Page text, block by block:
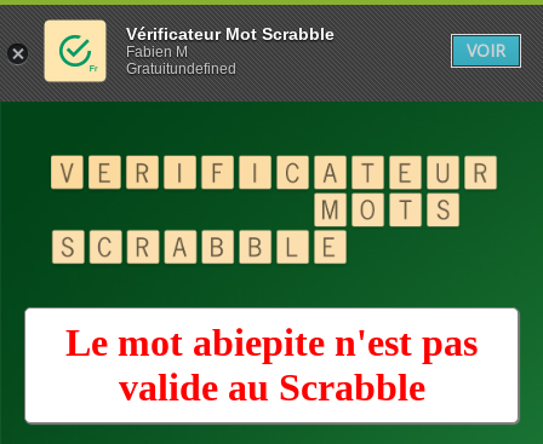
Le mot abiepite n'est pas
valide au Scrabble
Vérificateur Mot Scrabble
Fabien M
Gratuitundefined
VOIR